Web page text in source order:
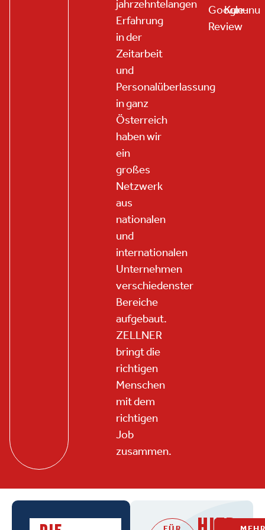
jahrzehntelangen
Erfahrung
in der
Zeitarbeit
und
Personalüberlassung
in ganz
Österreich
haben wir
ein
großes
Netzwerk
aus
nationalen
und
internationalen
Unternehmen
verschiedenster
Bereiche
aufgebaut.
ZELLNER
bringt die
richtigen
Menschen
mit dem
richtigen
Job
zusammen.
Google-
Review
Kununu